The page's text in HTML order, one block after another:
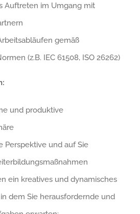
Auftreten im Umgang mit
gemäß
(z.B. IEC 61508, ISO 26262)
und produktive
Perspektive und auf Sie
ein kreatives und dynamisches
dem Sie herausfordernde und